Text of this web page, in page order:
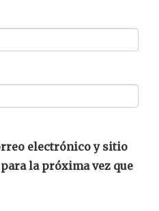
electrónico y sitio
la próxima vez que